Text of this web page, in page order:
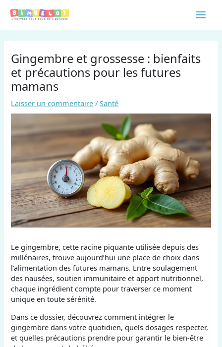
Main
Gingembre et grossesse : bienfaits
et précautions pour les futures
mamans
Laisser un commentaire /Santé
Le gingembre, cette racine piquante utilisée depuis des
millénaires, trouve aujourd’hui une place de choix dans
l’alimentation des futures mamans. Entre soulagement
des nausées, soutien immunitaire et apport nutritionnel,
chaque ingrédient compte pour traverser ce moment
unique en toute sérénité.
Dans ce dossier, découvrez comment intégrer le
gingembre dans votre quotidien, quels dosages respecter,
et quelles précautions prendre pour garantir le bien-être